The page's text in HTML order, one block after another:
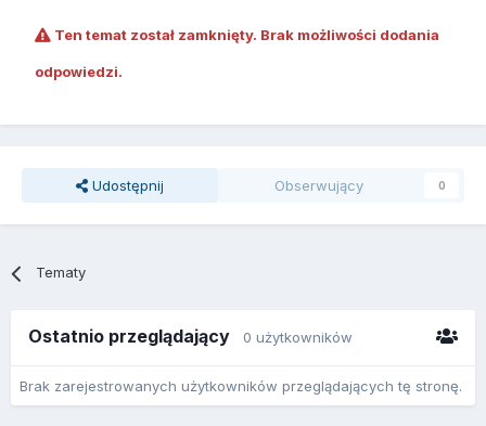
Ten temat został zamknięty. Brak możliwości dodania
odpowiedzi.
Udostępnij Obserwujący 0
Tematy
Ostatnio przeglądający 0 użytkowników
Brak zarejestrowanych użytkowników przeglądających tę stronę.